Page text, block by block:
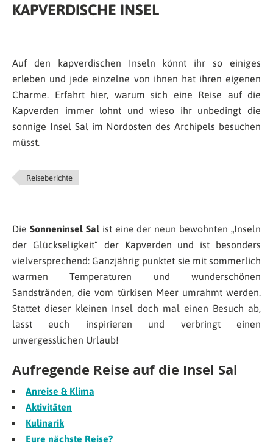
KAPVERDISCHE INSEL
Auf den kapverdischen Inseln könnt ihr so einiges
erleben und jede einzelne von ihnen hat ihren eigenen
Charme. Erfahrt hier, warum sich eine Reise auf die
Kapverden immer lohnt und wieso ihr unbedingt die
sonnige Insel Sal im Nordosten des Archipels besuchen
müsst.
Reiseberichte
Die Sonneninsel Salist eine der neun bewohnten „Inseln
der Glückseligkeit“ der Kapverden und ist besonders
vielversprechend: Ganzjährig punktet sie mit sommerlich
warmen Temperaturen und wunderschönen
Sandstränden, die vom türkisen Meer umrahmt werden.
Stattet dieser kleinen Insel doch mal einen Besuch ab,
lasst euch inspirieren und verbringt einen
unvergesslichen Urlaub!
Aufregende Reise auf die Insel Sal
Anreise & Klima
Aktivitäten
Kulinarik
Eure nächste Reise?